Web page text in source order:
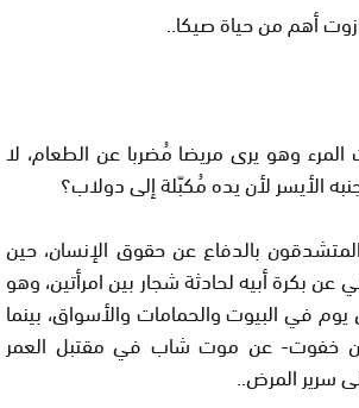
أهم من حياة صيكا..
وهو يرى مريضا مُضربا عن الطعام، لا
الأيسر لأن يده مُكبّلة إلى دولاب؟
بالدفاع عن حقوق الإنسان، حين
عن بكرة أبيه لحادثة شجار بين امرأتين، وهو
في البيوت والحمامات والأسواق، بينما
من خفوت- عن موت شاب في مقتبل العمر
سرير المرض..